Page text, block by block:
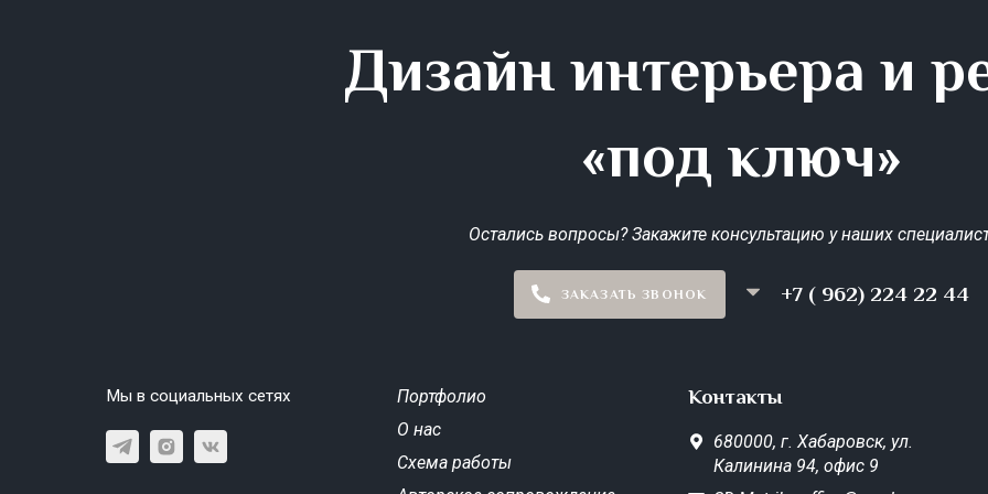
Дизайн интерьера и
«под ключ»
Остались вопросы? Закажите консультацию у наших
ЗАКАЗАТЬ ЗВОНОК +7 ( 962) 224 22 44
Мы в социальных сетях
Портфолио
О нас
Схема работы
Контакты
680000, г. Хабаровск, ул.
Калинина 94, офис 9